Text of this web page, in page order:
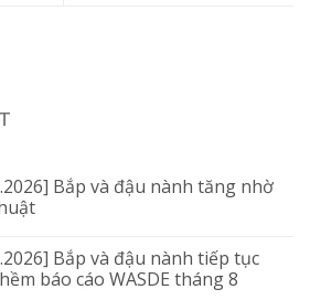
Bắp và đậu nành tăng nhờ
Bắp và đậu nành tiếp tục
báo cáo WASDE tháng 8